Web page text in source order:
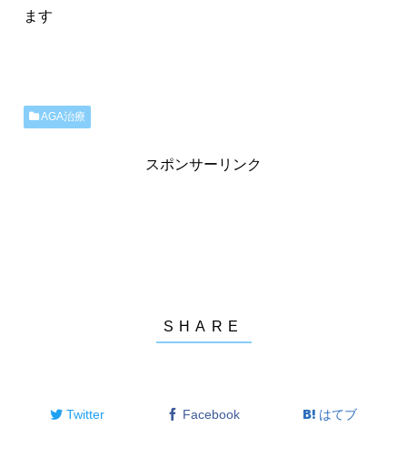
ます
AGA治療
スポンサーリンク
Twitter Facebook はてブ